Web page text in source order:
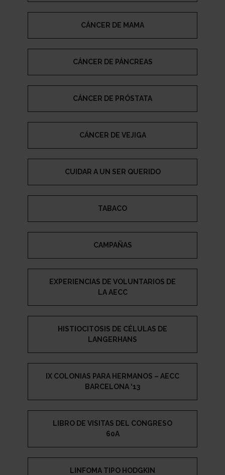
CÁNCER DE MAMA
CÁNCER DE PÁNCREAS
CÁNCER DE PRÓSTATA
CÁNCER DE VEJIGA
CUIDAR A UN SER QUERIDO
TABACO
CAMPAÑAS
EXPERIENCIAS DE VOLUNTARIOS DE
LA AECC
HISTIOCITOSIS DE CÉLULAS DE
LANGERHANS
IX COLONIAS PARA HERMANOS – AECC
BARCELONA ‘13
LIBRO DE VISITAS DEL CONGRESO
60A
LINFOMA TIPO HODGKIN